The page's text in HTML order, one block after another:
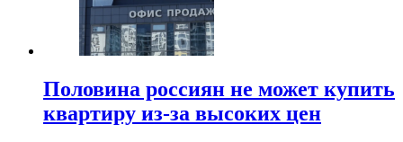
Половина россиян не может купить
квартиру из-за высоких цен